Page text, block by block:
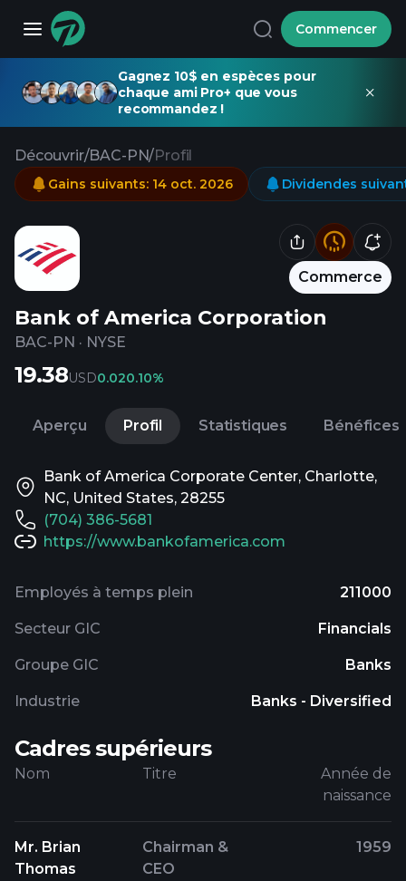
Commencer
Gagnez 10$ en espèces pour
chaque ami Pro+ que vous
recommandez !
Découvrir/BAC-PN/Profil
Commerce
Bank of America Corporation
BAC-PN · NYSE
Gains suivants: 14 oct. 2026 Dividendes
19.38USD0.020.10%
Aperçu Profil Statistiques Bénéfices
Bank of America Corporate Center, Charlotte,
NC, United States, 28255
(704) 386-5681
https://www.bankofamerica.com
Employés à temps plein 211000
Secteur GIC Financials
Groupe GIC Banks
Industrie Banks - Diversified
Cadres supérieurs
Nom Titre
Année de
naissance
Mr. Brian
Thomas
Chairman &
CEO
1959